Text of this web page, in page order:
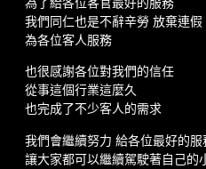
我們同仁也是不辭辛勞 放棄連假
為各位客人服務
也很感謝各位對我們的信任
從事這個行業這麼久
也完成了不少客人的需求
我們會繼續努力 給各位最好的服
讓大家都可以繼續駕駛著自己的